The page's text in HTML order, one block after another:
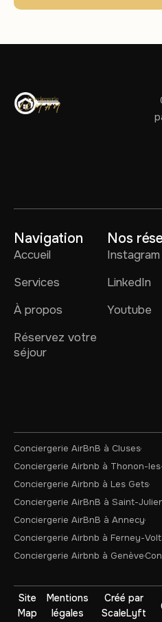
Navigation
Accueil
Services
À propos
Réservez votre
séjour
Nos
Instagram
LinkedIn
Youtube
Conciergerie AirBnB à Cluses
Conciergerie Airbnb à Thonon-
Conciergerie Airbnb à Les Gets
Conciergerie AirBnB à Saint-
Conciergerie AirBnB à Annecy
Conciergerie Airbnb à Ferney-
Conciergerie Airbnb à Genève
Site
Map
Mentions
légales
Créé par
ScaleLyft